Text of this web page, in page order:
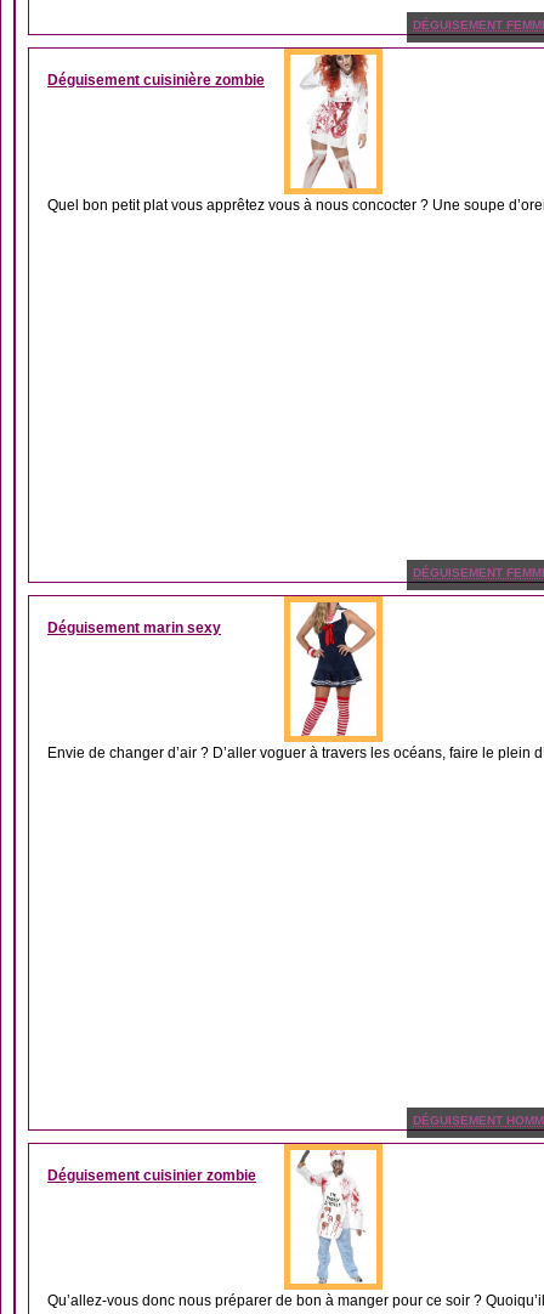
DÉGUISEMENT
Déguisement cuisinière zombie
Quel bon petit plat vous apprêtez vous à nous concocter ? Une soupe
DÉGUISEMENT
Déguisement marin sexy
Envie de changer d’air ? D’aller voguer à travers les océans, faire le plein
DÉGUISEMENT
Déguisement cuisinier zombie
Qu’allez-vous donc nous préparer de bon à manger pour ce soir ?